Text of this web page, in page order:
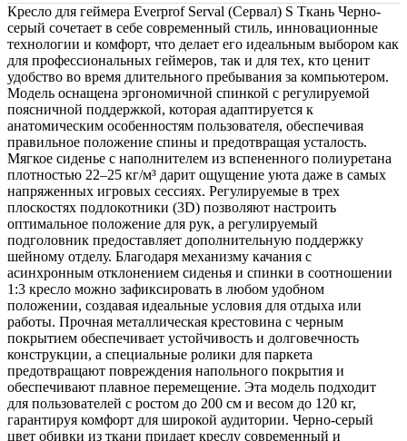
Кресло для геймера Everprof Serval (Сервал) S Ткань Черно-
серый сочетает в себе современный стиль, инновационные
технологии и комфорт, что делает его идеальным выбором как
для профессиональных геймеров, так и для тех, кто ценит
удобство во время длительного пребывания за компьютером.
Модель оснащена эргономичной спинкой с регулируемой
поясничной поддержкой, которая адаптируется к
анатомическим особенностям пользователя, обеспечивая
правильное положение спины и предотвращая усталость.
Мягкое сиденье с наполнителем из вспененного полиуретана
плотностью 22–25 кг/м³ дарит ощущение уюта даже в самых
напряженных игровых сессиях. Регулируемые в трех
плоскостях подлокотники (3D) позволяют настроить
оптимальное положение для рук, а регулируемый
подголовник предоставляет дополнительную поддержку
шейному отделу. Благодаря механизму качания с
асинхронным отклонением сиденья и спинки в соотношении
1:3 кресло можно зафиксировать в любом удобном
положении, создавая идеальные условия для отдыха или
работы. Прочная металлическая крестовина с черным
покрытием обеспечивает устойчивость и долговечность
конструкции, а специальные ролики для паркета
предотвращают повреждения напольного покрытия и
обеспечивают плавное перемещение. Эта модель подходит
для пользователей с ростом до 200 см и весом до 120 кг,
гарантируя комфорт для широкой аудитории. Черно-серый
цвет обивки из ткани придает креслу современный и